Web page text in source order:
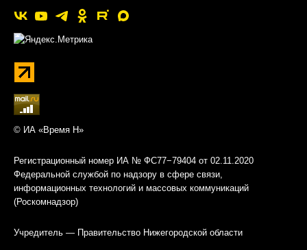
© ИА «Время Н»
Регистрационный номер ИА № ФС77−79404 от 02.11.2020
Федеральной службой по надзору в сфере связи,
информационных технологий и массовых коммуникаций
(Роскомнадзор)
Учредитель — Правительство Нижегородской области